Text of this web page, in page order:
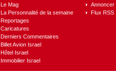
Le Mag
La Personnalité de la semaine
Reportages
Caricatures
Derniers Commentaires
Billet Avion Israel
Hôtel Israel
Immobilier Israel
Annoncer
Flux RSS